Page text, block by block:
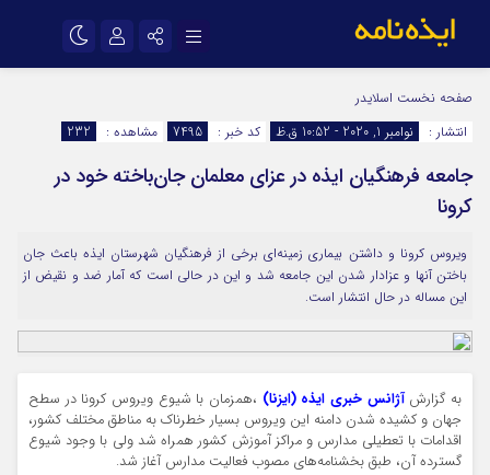
اینستاگرام
سروش
ایتا
آپارات
اپلیکیشن رمز عبور
مرا به خاطر بسپار
صفحه نخست اسلایدر
انتشار :
نوامبر 1, 2020 - 10:52 ق.ظ کد خبر : 7495 مشاهده : 232
جامعه فرهنگیان ایذه در عزای معلمان جان‌باخته خود در
کرونا
ویروس کرونا و داشتن بیماری زمینه‌ای برخی از فرهنگیان شهرستان ایذه باعث جان
باختن آنها و عزادار شدن این جامعه شد و این در حالی است که آمار ضد و نقیض از
این مساله در حال انتشار است.
به گزارشآژانس خبری ایذه (ایزنا) ،همزمان با شیوع ویروس کرونا در سطح
جهان و کشیده شدن دامنه این ویروس بسیار خطرناک به مناطق مختلف کشور،
اقدامات با تعطیلی مدارس و مراکز آموزش کشور همراه شد ولی با وجود شیوع
گسترده آن، طبق بخشنامه‌های مصوب فعالیت مدارس آغاز شد.